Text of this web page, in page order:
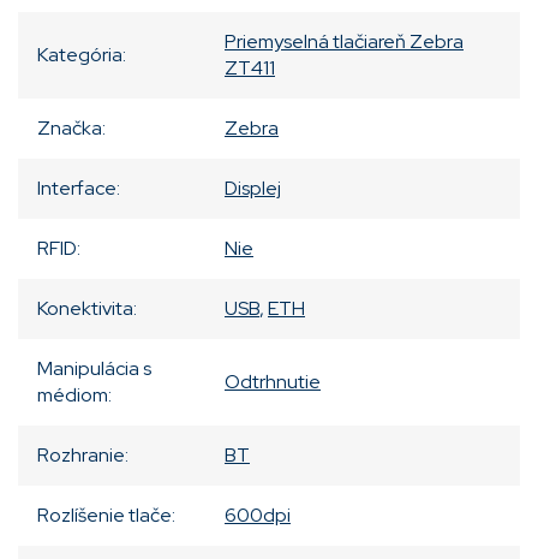
Kategória:
Priemyselná tlačiareň Zebra
ZT411
Značka: Zebra
Interface: Displej
RFID: Nie
Konektivita: USB,ETH
Manipulácia s
médiom:
Odtrhnutie
Rozhranie: BT
Rozlíšenie tlače: 600dpi